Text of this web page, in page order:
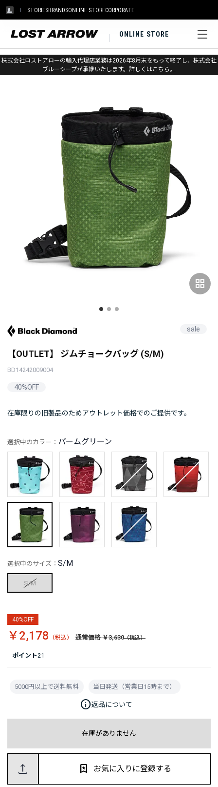
STORIESBRANDSONLINE STORECORPORATE
ONLINE STORE
株式会社ロストアローの輸入代理店業務は2026年8月末をもって終了し、株式会社
ブルーシープが承継いたします。 詳しくはこちら。
ホーム > アウトレット > クライミングギア
grid_view
sale
【OUTLET】 ジムチョークバッグ (S/M)
BD14242009004
40%OFF
在庫限りの旧製品のためアウトレット価格でのご提供です。
ポイント21
選択中のカラー： パームグリーン
選択中のサイズ： S/M
S/M
40%OFF
￥2,178 通常価格 ￥3,630
在庫がありません
お気に入りに登録する
5000円以上で送料無料 当日発送（営業日15時まで）
info返品について